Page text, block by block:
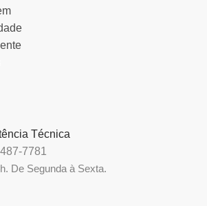
Técnica
7781
De Segunda à Sexta.